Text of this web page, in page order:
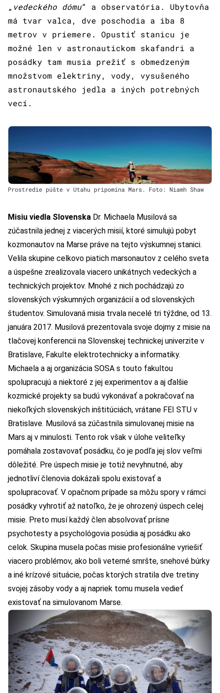
„ vedeckého dómu“ a observatória. Ubytovňa
má tvar valca, dve poschodia a iba 8
metrov v priemere. Opustiť stanicu je
možné len v astronautickom skafandri a
posádky tam musia prežiť s obmedzeným
množstvom elektriny, vody, vysušeného
astronautského jedla a iných potrebných
vecí.
Prostredie púšte v Utahu pripomína Mars. Foto: Niamh Shaw
Misiu viedla Slovenska Dr. Michaela Musilová sa
zúčastnila jednej z viacerých misií, ktoré simulujú pobyt
kozmonautov na Marse práve na tejto výskumnej stanici.
Velila skupine celkovo piatich marsonautov z celého sveta
a úspešne zrealizovala viacero unikátnych vedeckých a
technických projektov. Mnohé z nich pochádzajú zo
slovenských výskumných organizácií a od slovenských
študentov. Simulovaná misia trvala necelé tri týždne, od 13.
januára 2017. Musilová prezentovala svoje dojmy z misie na
tlačovej konferencii na Slovenskej technickej univerzite v
Bratislave, Fakulte elektrotechnicky a informatiky.
Michaela a aj organizácia SOSA s touto fakultou
spolupracujú a niektoré z jej experimentov a aj ďalšie
kozmické projekty sa budú vykonávať a pokračovať na
niekoľkých slovenských inštitúciách, vrátane FEI STU v
Bratislave. Musilová sa zúčastnila simulovanej misie na
Mars aj v minulosti. Tento rok však v úlohe veliteľky
pomáhala zostavovať posádku, čo je podľa jej slov veľmi
dôležité. Pre úspech misie je totiž nevyhnutné, aby
jednotliví členovia dokázali spolu existovať a
spolupracovať. V opačnom prípade sa môžu spory v rámci
posádky vyhrotiť až natoľko, že je ohrozený úspech celej
misie. Preto musí každý člen absolvovať prísne
psychotesty a psychológovia posúdia aj posádku ako
celok. Skupina musela počas misie profesionálne vyriešiť
viacero problémov, ako boli veterné smršte, snehové búrky
a iné krízové situácie, počas ktorých stratila dve tretiny
svojej zásoby vody a aj napriek tomu musela vedieť
existovať na simulovanom Marse.